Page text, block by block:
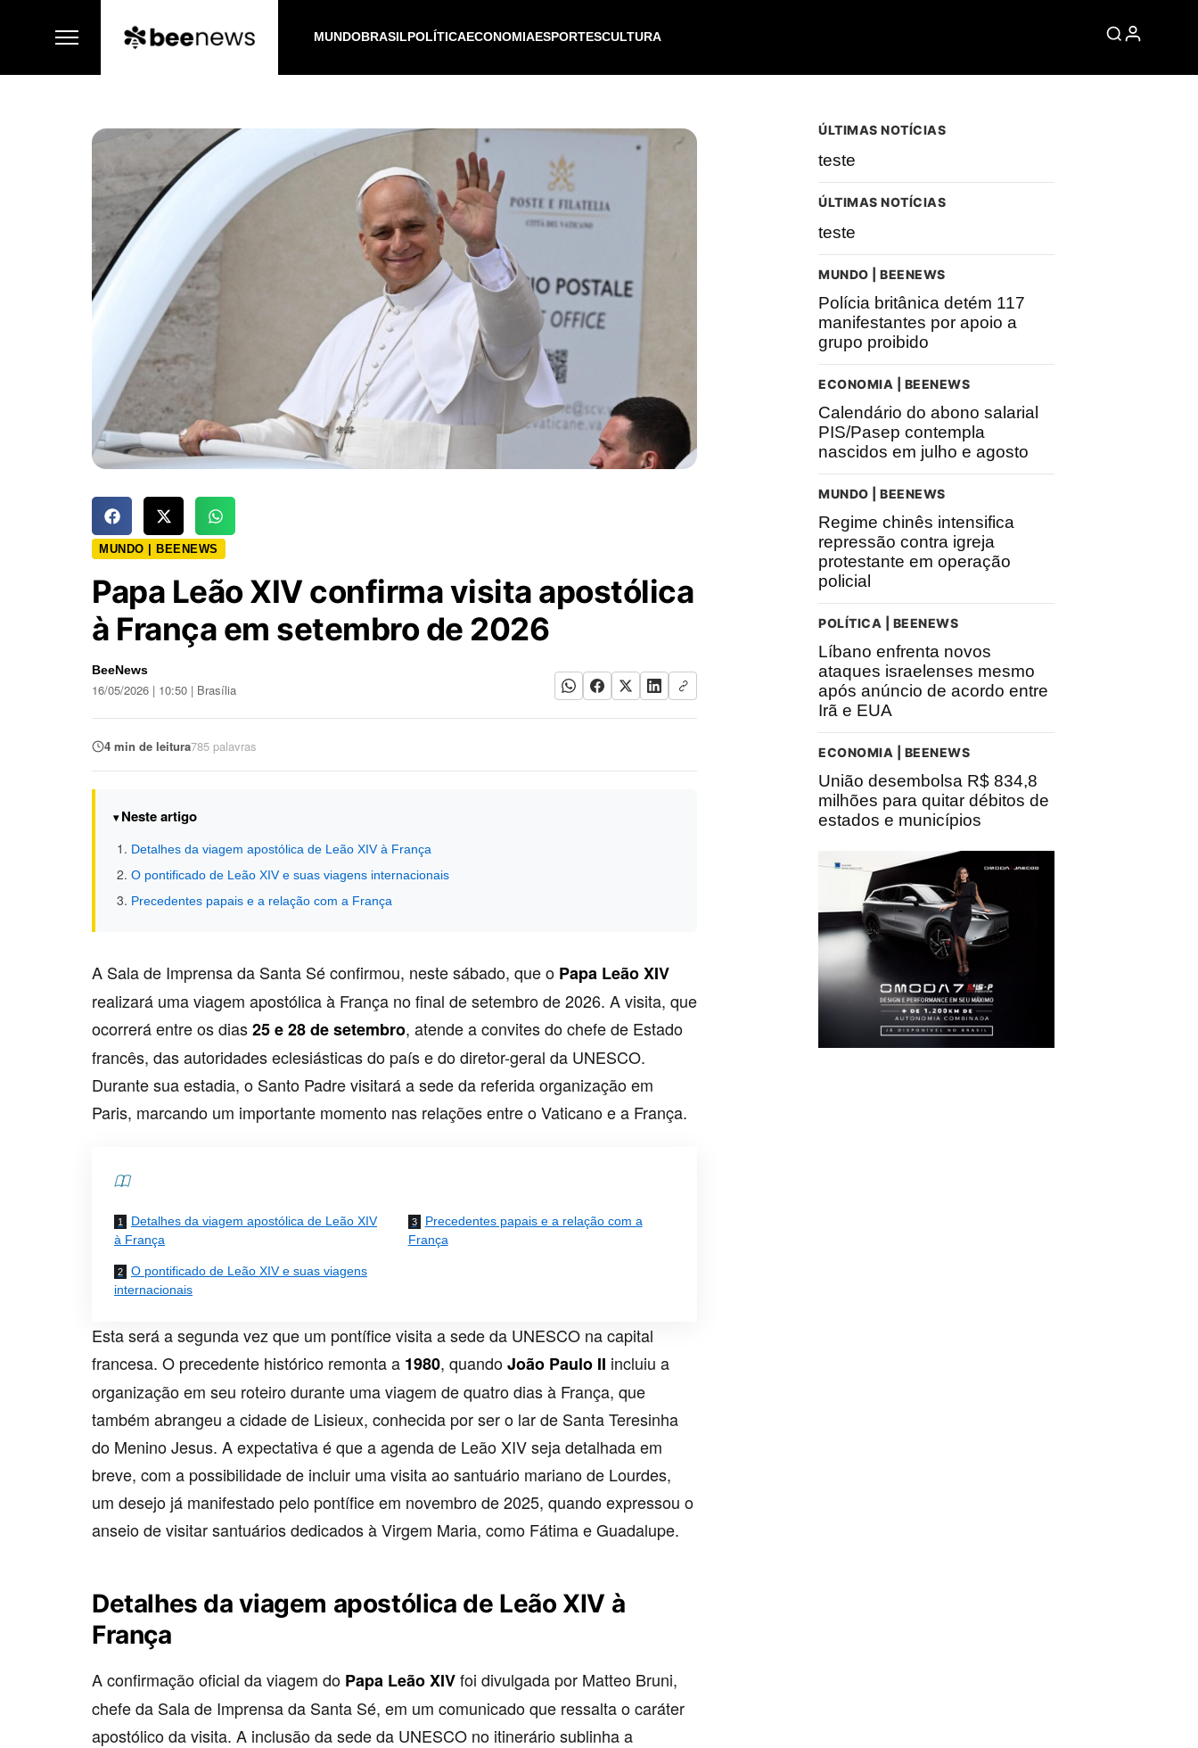
MUNDOBRASILPOLÍTICAECONOMIAESPORTESCULTURA
MUNDO | BEENEWS
Papa Leão XIV confirma visita apostólica
à França em setembro de 2026
BeeNews
16/05/2026 | 10:50 | Brasília
4 min de leitura785 palavras
Neste artigo
Detalhes da viagem apostólica de Leão XIV à França
O pontificado de Leão XIV e suas viagens internacionais
Precedentes papais e a relação com a França
A Sala de Imprensa da Santa Sé confirmou, neste sábado, que o Papa Leão XIV
realizará uma viagem apostólica à França no final de setembro de 2026. A visita, que
ocorrerá entre os dias25 e 28 de setembro, atende a convites do chefe de Estado
francês, das autoridades eclesiásticas do país e do diretor-geral da UNESCO.
Durante sua estadia, o Santo Padre visitará a sede da referida organização em
Paris, marcando um importante momento nas relações entre o Vaticano e a França.
Detalhes da viagem apostólica de Leão XIV
à França
O pontificado de Leão XIV e suas viagens
internacionais
Precedentes papais e a relação com a
França
Esta será a segunda vez que um pontífice visita a sede da UNESCO na capital
francesa. O precedente histórico remonta a 1980, quandoJoão Paulo II incluiu a
organização em seu roteiro durante uma viagem de quatro dias à França, que
também abrangeu a cidade de Lisieux, conhecida por ser o lar de Santa Teresinha
do Menino Jesus. A expectativa é que a agenda de Leão XIV seja detalhada em
breve, com a possibilidade de incluir uma visita ao santuário mariano de Lourdes,
um desejo já manifestado pelo pontífice em novembro de 2025, quando expressou o
anseio de visitar santuários dedicados à Virgem Maria, como Fátima e Guadalupe.
Detalhes da viagem apostólica de Leão XIV à
França
A confirmação oficial da viagem do Papa Leão XIVfoi divulgada por Matteo Bruni,
chefe da Sala de Imprensa da Santa Sé, em um comunicado que ressalta o caráter
apostólico da visita. A inclusão da sede da UNESCO no itinerário sublinha a
ÚLTIMAS NOTÍCIAS
teste
ÚLTIMAS NOTÍCIAS
teste
MUNDO | BEENEWS
Polícia britânica detém 117
manifestantes por apoio a
grupo proibido
ECONOMIA | BEENEWS
Calendário do abono salarial
PIS/Pasep contempla
nascidos em julho e agosto
MUNDO | BEENEWS
Regime chinês intensifica
repressão contra igreja
protestante em operação
policial
POLÍTICA | BEENEWS
Líbano enfrenta novos
ataques israelenses mesmo
após anúncio de acordo entre
Irã e EUA
ECONOMIA | BEENEWS
União desembolsa R$ 834,8
milhões para quitar débitos de
estados e municípios